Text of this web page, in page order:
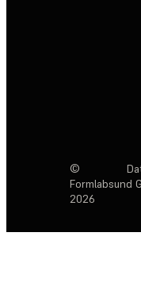
©
Formlabs
2026
und